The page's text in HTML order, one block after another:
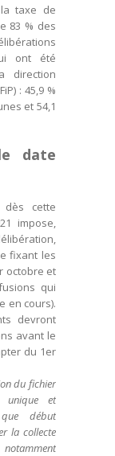
taxe de
83 % des
ont été
direction
: 45,9 %
et 54,1
date
dès cette
impose,
fixant les
octobre et
qui
en cours).
devront
avant le
du 1er
du fichier
unique et
début
la collecte